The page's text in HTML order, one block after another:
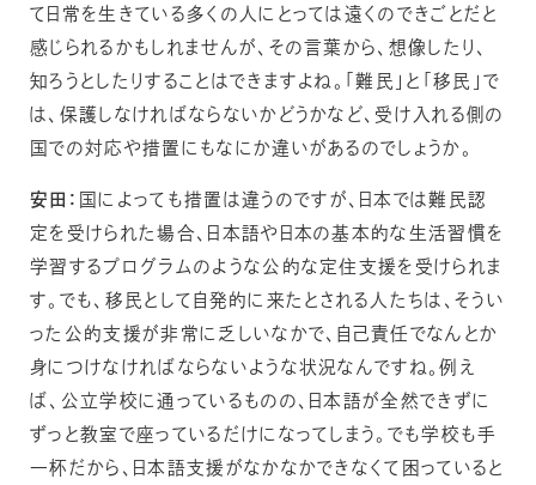
て日常を生きている多くの人にとっては遠くのできごとだと
感じられるかもしれませんが、その言葉から、想像したり、
知ろうとしたりすることはできますよね。「難民」と「移民」で
は、保護しなければならないかどうかなど、受け入れる側の
国での対応や措置にもなにか違いがあるのでしょうか。
安田： 国によっても措置は違うのですが、日本では難民認
定を受けられた場合、日本語や日本の基本的な生活習慣を
学習するプログラムのような公的な定住支援を受けられま
す。でも、移民として自発的に来たとされる人たちは、そうい
った公的支援が非常に乏しいなかで、自己責任でなんとか
身につけなければならないような状況なんですね。例え
ば、公立学校に通っているものの、日本語が全然できずに
ずっと教室で座っているだけになってしまう。でも学校も手
一杯だから、日本語支援がなかなかできなくて困っていると